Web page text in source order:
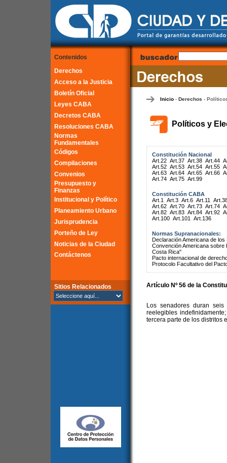
Contenidos
Derechos
Acceso a la Justicia
Boletín Oficial
Leyes CABA
Decretos CABA
Resoluciones CABA
Normas
Fundamentales
Códigos
Compilaciones
Convenios
Presupuesto y
Finanzas
Institucional y Político
Planeamiento Urbano
Jurisprudencia
Porteño de Ley
Noticias de la Ciudad
Contáctenos
Sitios Relacionados
Inicio- Derechos -
Políticos y
Constitución Nacional
Art.22 Art.37 Art.38 Art.44
Art.52 Art.53 Art.54 Art.55
Art.63 Art.64 Art.65 Art.66
Art.74 Art.75 Art.99
Constitución CABA
Art.1
Art.3 Art.6 Art.11
Art.62 Art.70 Art.73 Art.74
Art.82 Art.83 Art.84 Art.92
Art.100 Art.101 Art.136
Normas Supranacionales:
Declaración Americana de
Convención Americana
Costa Rica"
Pacto internacional de
Protocolo Facultativo del
Artículo Nº 56 de la
Los senadores duran
reelegibles
tercera parte de los distritos